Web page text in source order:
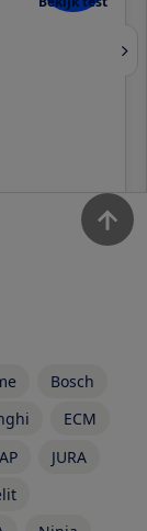
Bosch
ECM
JURA